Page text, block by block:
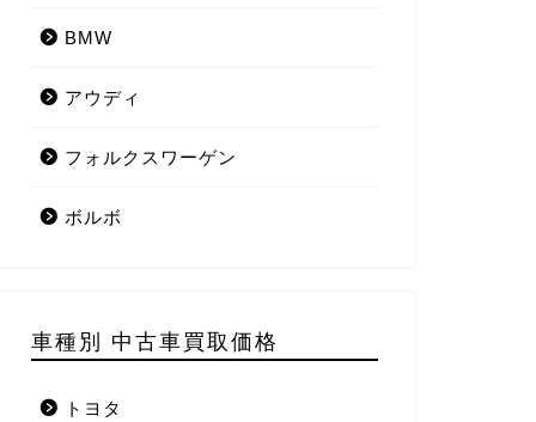
BMW
アウディ
フォルクスワーゲン
ボルボ
車種別 中古車買取価格
トヨタ